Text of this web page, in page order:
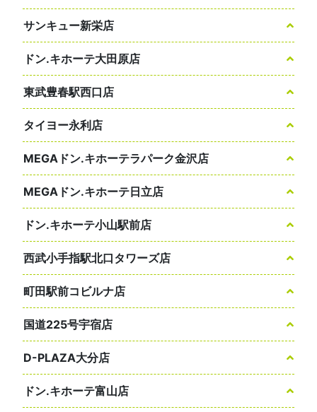
サンキュー新栄店
ドン.キホーテ大田原店
東武豊春駅西口店
タイヨー永利店
MEGAドン.キホーテラパーク金沢店
MEGAドン.キホーテ日立店
ドン.キホーテ小山駅前店
西武小手指駅北口タワーズ店
町田駅前コビルナ店
国道225号宇宿店
D-PLAZA大分店
ドン.キホーテ富山店